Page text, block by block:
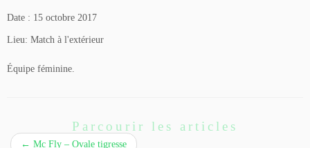
Date : 15 octobre 2017
Lieu: Match à l'extérieur
Équipe féminine.
Parcourir les articles
← Mc Fly – Ovale tigresse